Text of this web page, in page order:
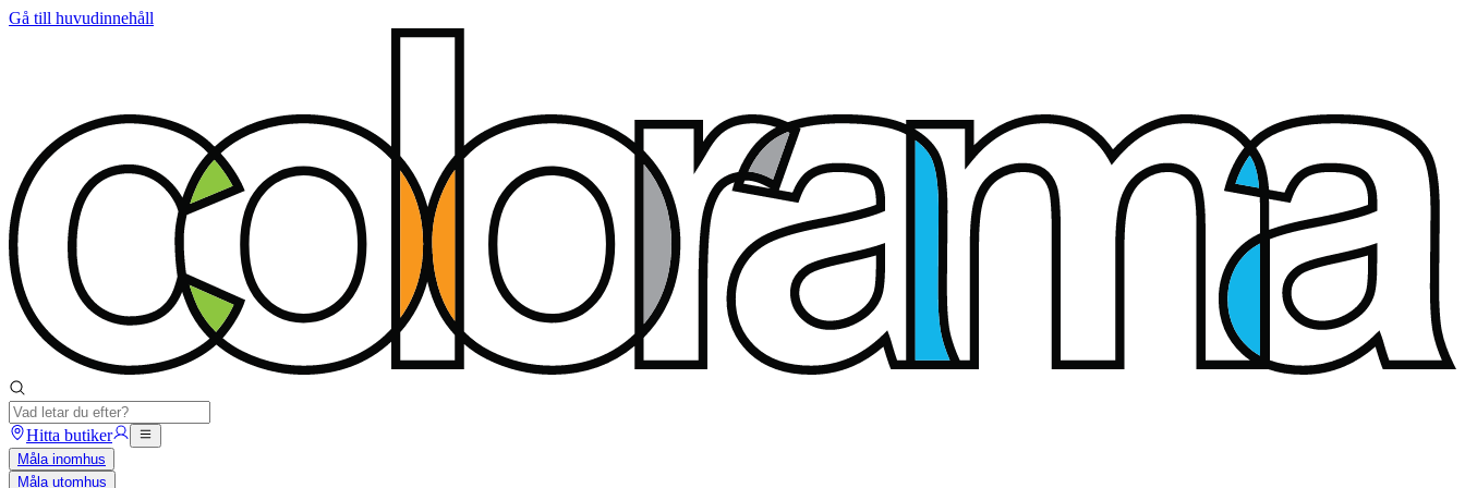
Gå till huvudinnehåll
Hitta butiker
Måla inomhus
Måla utomhus